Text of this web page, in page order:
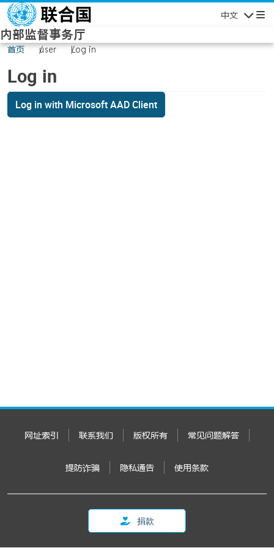
Skip to main content
中文
内部监督事务厅
首页 user Log in
Log in
Log in with Microsoft AAD Client
网址索引 联系我们 版权所有 常见问题解答
提防诈骗 隐私通告 使用条款
捐款